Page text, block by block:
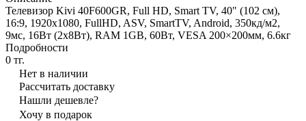
Телевизор Kivi 40F600GR, Full HD, Smart TV, 40" (102 см),
16:9, 1920x1080, FullHD, ASV, SmartTV, Android, 350кд/м2,
9мс, 16Вт (2х8Вт), RAM 1GB, 60Вт, VESA 200×200мм, 6.6кг
Подробности
0 тг.
Нет в наличии
Рассчитать доставку
Нашли дешевле?
Хочу в подарок